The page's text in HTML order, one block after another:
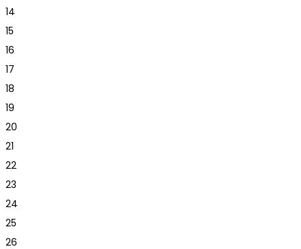
14
15
16
17
18
19
20
21
22
23
24
25
26